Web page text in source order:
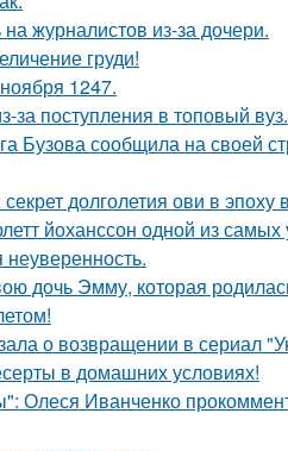
журналистов из-за дочери.
груди!
1247.
за поступления в топовый вуз.
Бузова сообщила на своей
долголетия ови в эпоху
йоханссон одной из
дочь Эмму, которая
о возвращении в сериал
в домашних условиях!
Иванченко